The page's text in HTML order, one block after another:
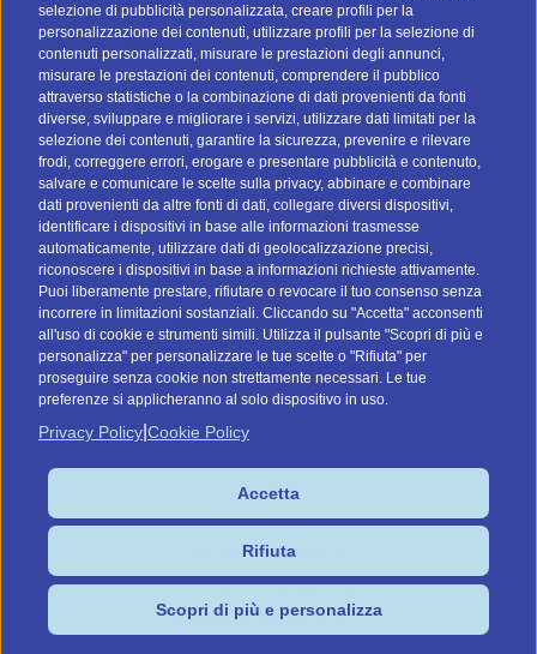
selezione di pubblicità personalizzata, creare profili per la
personalizzazione dei contenuti, utilizzare profili per la selezione di
contenuti personalizzati, misurare le prestazioni degli annunci,
misurare le prestazioni dei contenuti, comprendere il pubblico
attraverso statistiche o la combinazione di dati provenienti da fonti
diverse, sviluppare e migliorare i servizi, utilizzare dati limitati per la
selezione dei contenuti, garantire la sicurezza, prevenire e rilevare
frodi, correggere errori, erogare e presentare pubblicità e contenuto,
salvare e comunicare le scelte sulla privacy, abbinare e combinare
dati provenienti da altre fonti di dati, collegare diversi dispositivi,
identificare i dispositivi in base alle informazioni trasmesse
automaticamente, utilizzare dati di geolocalizzazione precisi,
riconoscere i dispositivi in base a informazioni richieste attivamente.
Puoi liberamente prestare, rifiutare o revocare il tuo consenso senza
incorrere in limitazioni sostanziali. Cliccando su "Accetta" acconsenti
all'uso di cookie e strumenti simili. Utilizza il pulsante "Scopri di più e
personalizza" per personalizzare le tue scelte o "Rifiuta" per
proseguire senza cookie non strettamente necessari. Le tue
preferenze si applicheranno al solo dispositivo in uso.
Privacy Policy Cookie Policy
Accetta
Rifiuta
Scopri di più e personalizza
I nostri social
Vai a btomail.es (Spagna)
Command Digital Srl
Sede Italiana: Via G. Pascoli, 12 - 37053 - Cerea (VR)
Sede de España: C/ Lagasca, 95 - 28006 - Madrid
P.IVA/C.F. IT04575910239
Cookies
Privacy Policy
Preferenze Cookie
Condizioni di vendita
Design by HENRY & CO.